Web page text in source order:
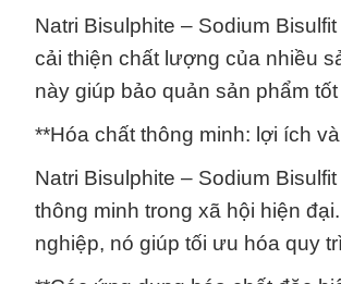
Natri Bisulphite – Sodium
cải thiện chất lượng của nhiều
này giúp bảo quản sản phẩm
**Hóa chất thông minh: lợi ích
Natri Bisulphite – Sodium
thông minh trong xã hội hiện
nghiệp, nó giúp tối ưu hóa quy